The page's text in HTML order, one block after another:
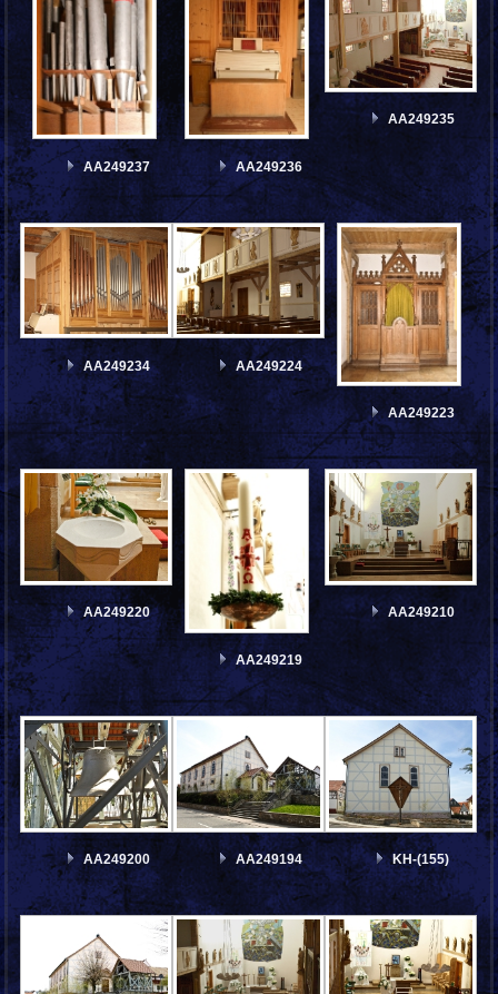
AA249237 AA249236
AA249235
AA249234 AA249224
AA249223
AA249220
AA249219
AA249210
AA249200 AA249194 KH-(155)